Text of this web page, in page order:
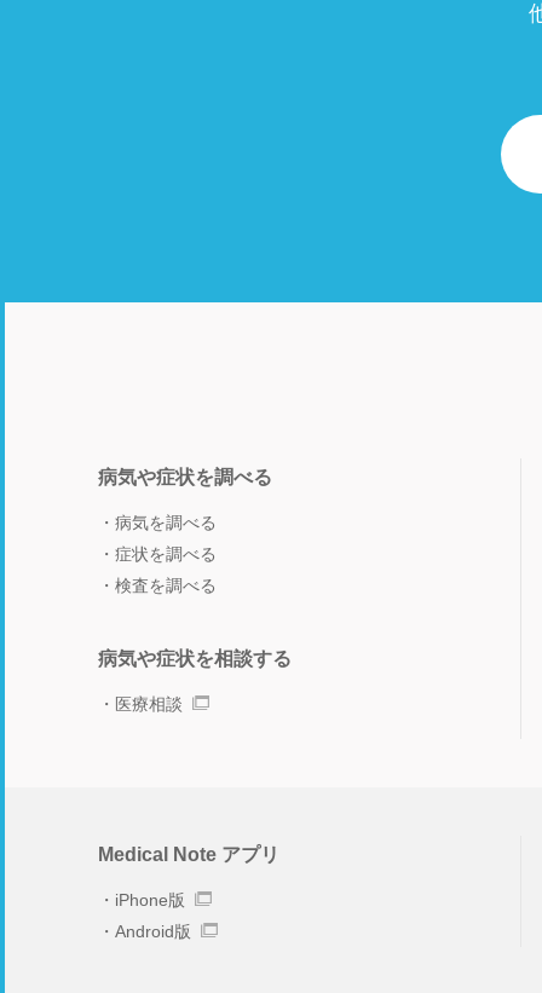
病気や症状を調べる
病気を調べる
症状を調べる
検査を調べる
病気や症状を相談する
医療相談
Medical Note アプリ
iPhone版
Android版